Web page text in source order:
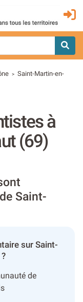
> Saint-Martin-en-
à
(69)
Saint-
sur Saint-
de